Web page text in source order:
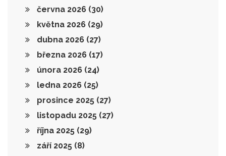
června 2026 (30)
května 2026 (29)
dubna 2026 (27)
března 2026 (17)
února 2026 (24)
ledna 2026 (25)
prosince 2025 (27)
listopadu 2025 (27)
října 2025 (29)
září 2025 (8)